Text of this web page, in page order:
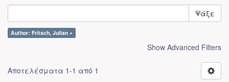
Ψάξε
Author: Fritsch, Julian ×
Show Advanced Filters
Αποτελέσματα 1-1 από 1